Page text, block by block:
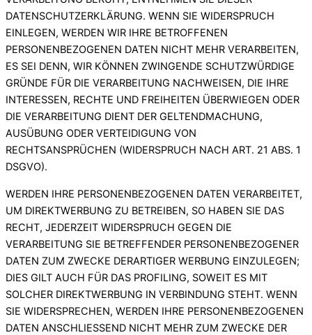
DATENSCHUTZERKLÄRUNG. WENN SIE WIDERSPRUCH
EINLEGEN, WERDEN WIR IHRE BETROFFENEN
PERSONENBEZOGENEN DATEN NICHT MEHR VERARBEITEN,
ES SEI DENN, WIR KÖNNEN ZWINGENDE SCHUTZWÜRDIGE
GRÜNDE FÜR DIE VERARBEITUNG NACHWEISEN, DIE IHRE
INTERESSEN, RECHTE UND FREIHEITEN ÜBERWIEGEN ODER
DIE VERARBEITUNG DIENT DER GELTENDMACHUNG,
AUSÜBUNG ODER VERTEIDIGUNG VON
RECHTSANSPRÜCHEN (WIDERSPRUCH NACH ART. 21 ABS. 1
DSGVO).
WERDEN IHRE PERSONENBEZOGENEN DATEN VERARBEITET,
UM DIREKTWERBUNG ZU BETREIBEN, SO HABEN SIE DAS
RECHT, JEDERZEIT WIDERSPRUCH GEGEN DIE
VERARBEITUNG SIE BETREFFENDER PERSONENBEZOGENER
DATEN ZUM ZWECKE DERARTIGER WERBUNG EINZULEGEN;
DIES GILT AUCH FÜR DAS PROFILING, SOWEIT ES MIT
SOLCHER DIREKTWERBUNG IN VERBINDUNG STEHT. WENN
SIE WIDERSPRECHEN, WERDEN IHRE PERSONENBEZOGENEN
DATEN ANSCHLIESSEND NICHT MEHR ZUM ZWECKE DER